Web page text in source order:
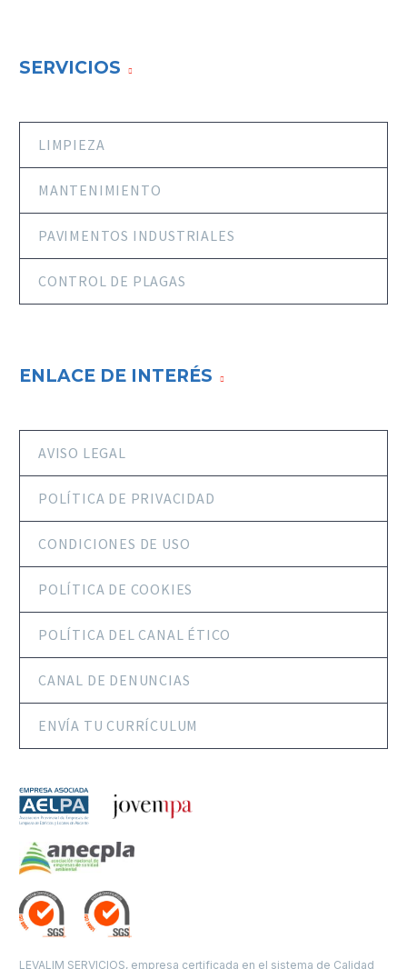
SERVICIOS
LIMPIEZA
MANTENIMIENTO
PAVIMENTOS INDUSTRIALES
CONTROL DE PLAGAS
ENLACE DE INTERÉS
AVISO LEGAL
POLÍTICA DE PRIVACIDAD
CONDICIONES DE USO
POLÍTICA DE COOKIES
POLÍTICA DEL CANAL ÉTICO
CANAL DE DENUNCIAS
ENVÍA TU CURRÍCULUM
LEVALIM SERVICIOS, empresa certificada en el sistema de Calidad